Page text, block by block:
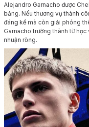
Alejandro Garnacho được
bảng. Nếu thương vụ thành
đáng kể mà còn giải phóng
Garnacho trưởng thành từ
nhuận ròng.